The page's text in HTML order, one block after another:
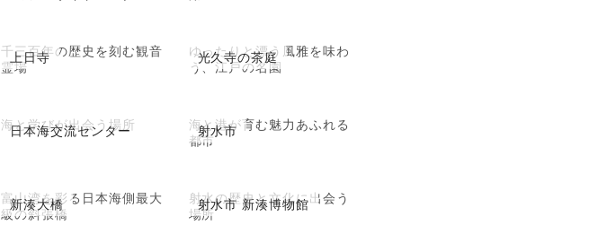
上日寺
千三百年の歴史を刻む観音
霊場
光久寺の茶庭
ゆったりと漂う風雅を味わ
う、江戸の名園
日本海交流センター
海と学びが出会う場所 射水市
海と港が育む魅力あふれる
都市
新湊大橋
富山湾を彩る日本海側最大
級の斜張橋
射水市 新湊博物館
射水の歴史と文化に出会う
場所